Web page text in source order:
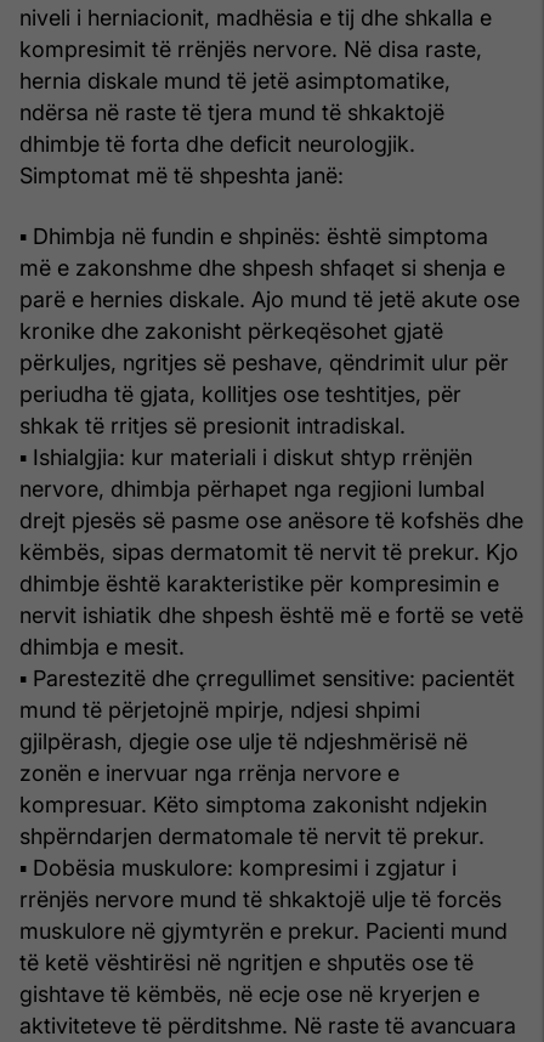
niveli i herniacionit, madhësia e tij dhe shkalla e
kompresimit të rrënjës nervore. Në disa raste,
hernia diskale mund të jetë asimptomatike,
ndërsa në raste të tjera mund të shkaktojë
dhimbje të forta dhe deficit neurologjik.
Simptomat më të shpeshta janë:
▪ Dhimbja në fundin e shpinës: është simptoma
më e zakonshme dhe shpesh shfaqet si shenja e
parë e hernies diskale. Ajo mund të jetë akute ose
kronike dhe zakonisht përkeqësohet gjatë
përkuljes, ngritjes së peshave, qëndrimit ulur për
periudha të gjata, kollitjes ose teshtitjes, për
shkak të rritjes së presionit intradiskal.
▪ Ishialgjia: kur materiali i diskut shtyp rrënjën
nervore, dhimbja përhapet nga regjioni lumbal
drejt pjesës së pasme ose anësore të kofshës dhe
këmbës, sipas dermatomit të nervit të prekur. Kjo
dhimbje është karakteristike për kompresimin e
nervit ishiatik dhe shpesh është më e fortë se vetë
dhimbja e mesit.
▪ Parestezitë dhe çrregullimet sensitive: pacientët
mund të përjetojnë mpirje, ndjesi shpimi
gjilpërash, djegie ose ulje të ndjeshmërisë në
zonën e inervuar nga rrënja nervore e
kompresuar. Këto simptoma zakonisht ndjekin
shpërndarjen dermatomale të nervit të prekur.
▪ Dobësia muskulore: kompresimi i zgjatur i
rrënjës nervore mund të shkaktojë ulje të forcës
muskulore në gjymtyrën e prekur. Pacienti mund
të ketë vështirësi në ngritjen e shputës ose të
gishtave të këmbës, në ecje ose në kryerjen e
aktiviteteve të përditshme. Në raste të avancuara